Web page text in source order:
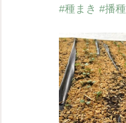
#種まき #播種